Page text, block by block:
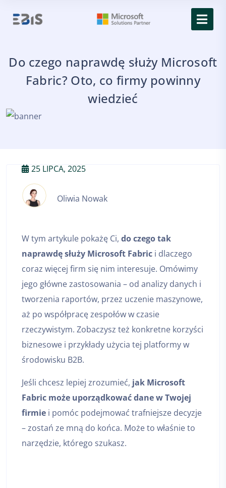
Do czego naprawdę służy Microsoft
Fabric? Oto, co firmy powinny
wiedzieć
25 LIPCA, 2025
Oliwia Nowak
W tym artykule pokażę Ci, do czego tak
naprawdę służy Microsoft Fabric i dlaczego
coraz więcej firm się nim interesuje. Omówimy
jego główne zastosowania – od analizy danych i
tworzenia raportów, przez uczenie maszynowe,
aż po współpracę zespołów w czasie
rzeczywistym. Zobaczysz też konkretne korzyści
biznesowe i przykłady użycia tej platformy w
środowisku B2B.
Jeśli chcesz lepiej zrozumieć, jak Microsoft
Fabric może uporządkować dane w Twojej
firmie i pomóc podejmować trafniejsze decyzje
– zostań ze mną do końca. Może to właśnie to
narzędzie, którego szukasz.